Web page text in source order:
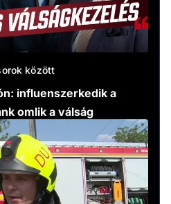
között
influenszerkedik a
omlik a válság